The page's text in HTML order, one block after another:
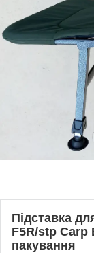
Підставка
F5R/stp
пакування